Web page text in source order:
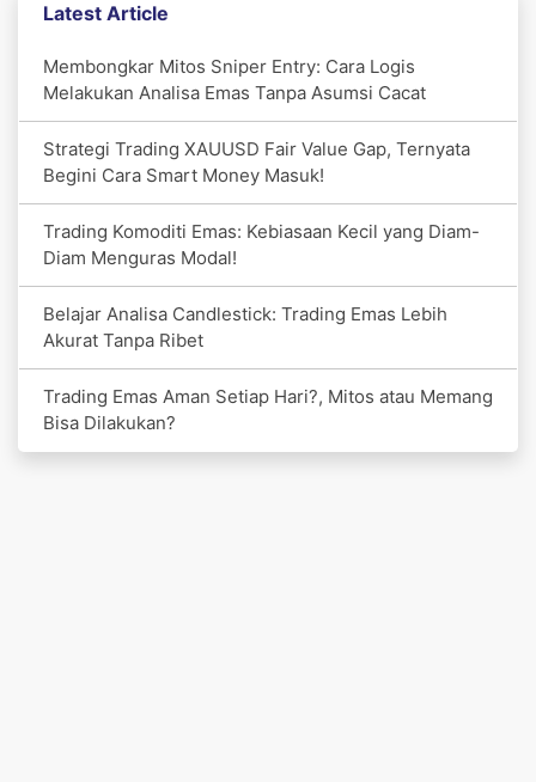
Latest Article
Membongkar Mitos Sniper Entry: Cara Logis
Melakukan Analisa Emas Tanpa Asumsi Cacat
Strategi Trading XAUUSD Fair Value Gap, Ternyata
Begini Cara Smart Money Masuk!
Trading Komoditi Emas: Kebiasaan Kecil yang Diam-
Diam Menguras Modal!
Belajar Analisa Candlestick: Trading Emas Lebih
Akurat Tanpa Ribet
Trading Emas Aman Setiap Hari?, Mitos atau Memang
Bisa Dilakukan?